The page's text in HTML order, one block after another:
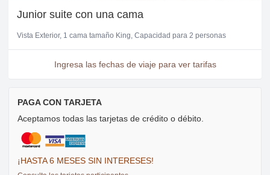
Junior suite con una cama
Vista Exterior 1 cama tamaño King Capacidad para 2 personas
Ingresa las fechas de viaje para ver tarifas
PAGA CON TARJETA
Aceptamos todas las tarjetas de crédito o débito.
¡HASTA 6 MESES SIN INTERESES!